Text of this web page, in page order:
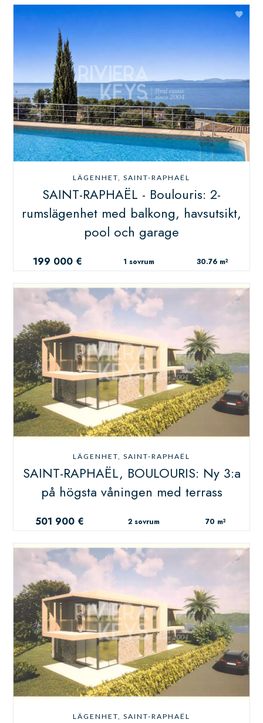
LÄGENHET, SAINT-RAPHAËL
SAINT-RAPHAËL - Boulouris: 2-
rumslägenhet med balkong, havsutsikt,
pool och garage
199 000 € 1 sovrum 30.76 m²
LÄGENHET, SAINT-RAPHAËL
SAINT-RAPHAËL, BOULOURIS: Ny 3:a
på högsta våningen med terrass
501 900 € 2 sovrum 70 m²
LÄGENHET, SAINT-RAPHAËL